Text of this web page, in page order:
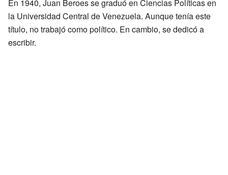
En 1940, Juan Beroes se graduó en Ciencias Políticas en
la Universidad Central de Venezuela. Aunque tenía este
título, no trabajó como político. En cambio, se dedicó a
escribir.